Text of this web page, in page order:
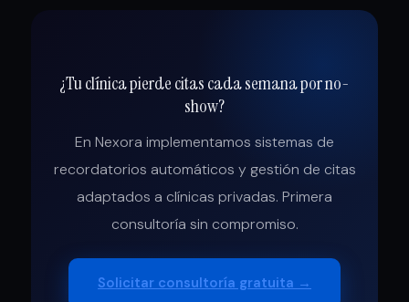
¿Tu clínica pierde citas cada semana por no-
show?
En Nexora implementamos sistemas de
recordatorios automáticos y gestión de citas
adaptados a clínicas privadas. Primera
consultoría sin compromiso.
Solicitar consultoría gratuita →